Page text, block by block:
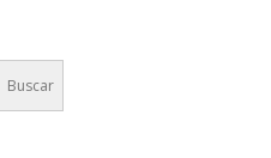
Buscar